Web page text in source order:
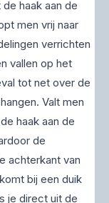
haak aan de
men vrij naar
verrichten
vallen op het
tot net over de
Valt men
haak aan de
de
achterkant van
bij een duik
je direct uit de